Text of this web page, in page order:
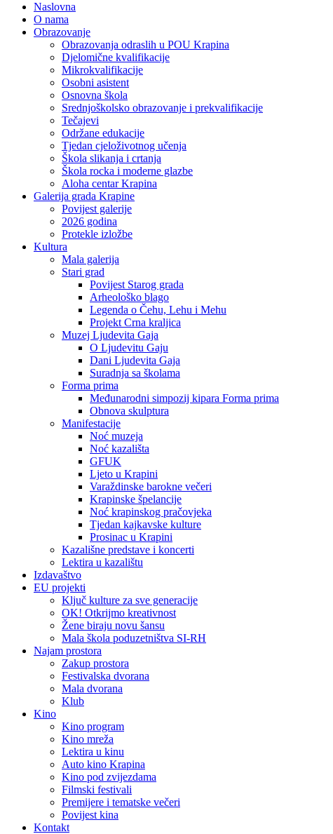
Naslovna
O nama
Obrazovanje
Obrazovanja odraslih u POU Krapina
Djelomične kvalifikacije
Mikrokvalifikacije
Osobni asistent
Osnovna škola
Srednjoškolsko obrazovanje i prekvalifikacije
Tečajevi
Održane edukacije
Tjedan cjeloživotnog učenja
Škola slikanja i crtanja
Škola rocka i moderne glazbe
Aloha centar Krapina
Galerija grada Krapine
Povijest galerije
2026 godina
Protekle izložbe
Kultura
Mala galerija
Stari grad
Povijest Starog grada
Arheološko blago
Legenda o Čehu, Lehu i Mehu
Projekt Crna kraljica
Muzej Ljudevita Gaja
O Ljudevitu Gaju
Dani Ljudevita Gaja
Suradnja sa školama
Forma prima
Međunarodni simpozij kipara Forma prima
Obnova skulptura
Manifestacije
Noć muzeja
Noć kazališta
GFUK
Ljeto u Krapini
Varaždinske barokne večeri
Krapinske špelancije
Noć krapinskog pračovjeka
Tjedan kajkavske kulture
Prosinac u Krapini
Kazališne predstave i koncerti
Lektira u kazalištu
Izdavaštvo
EU projekti
Ključ kulture za sve generacije
OK! Otkrijmo kreativnost
Žene biraju novu šansu
Mala škola poduzetništva SI-RH
Najam prostora
Zakup prostora
Festivalska dvorana
Mala dvorana
Klub
Kino
Kino program
Kino mreža
Lektira u kinu
Auto kino Krapina
Kino pod zvijezdama
Filmski festivali
Premijere i tematske večeri
Povijest kina
Kontakt